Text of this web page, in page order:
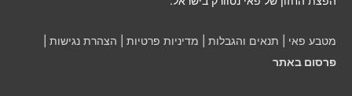
י
ם
מטבע פאי תנאים והגבלות מדיניות פרטיות הצהרת נגישות
פרסום באתר